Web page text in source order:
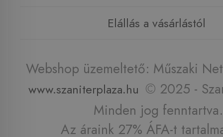
Elállás a vásárlástól
Webshop üzemeltető: Műszaki
www.szaniterplaza.hu © 2025 -
Minden jog fenntartva.
Az áraink 27% ÁFA-t